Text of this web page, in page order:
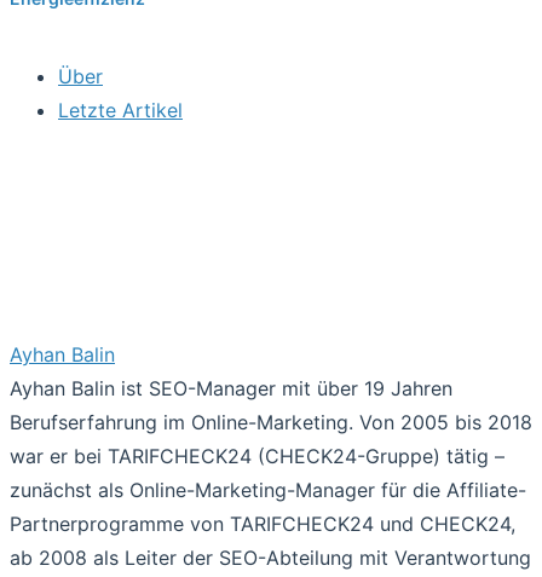
Über
Letzte Artikel
Ayhan Balin
Ayhan Balin ist SEO-Manager mit über 19 Jahren
Berufserfahrung im Online-Marketing. Von 2005 bis 2018
war er bei TARIFCHECK24 (CHECK24-Gruppe) tätig –
zunächst als Online-Marketing-Manager für die Affiliate-
Partnerprogramme von TARIFCHECK24 und CHECK24,
ab 2008 als Leiter der SEO-Abteilung mit Verantwortung